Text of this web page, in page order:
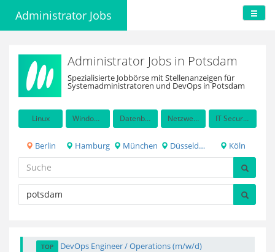
Administrator Jobs
Administrator Jobs in Potsdam
Spezialisierte Jobbörse mit Stellenanzeigen für
Systemadministratoren und DevOps in Potsdam
Linux Windows Server Datenbanken Netzwerkadministration IT Security / Auditing
Berlin Hamburg München Düsseldorf Köln
TOP DevOps Engineer / Operations (m/w/d)